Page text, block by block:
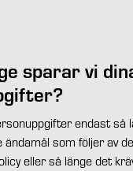
sparar vi
endast så
ändamål som följer av
eller så länge det